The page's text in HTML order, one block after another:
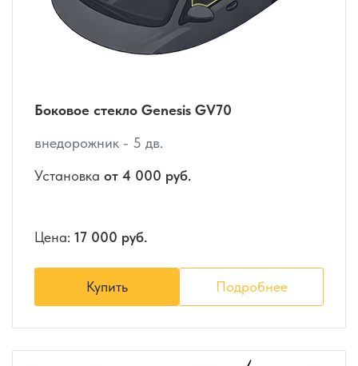
Боковое стекло Genesis GV70
внедорожник - 5 дв.
Установка от 4 000 руб.
Цена: 17 000 руб.
Купить Подробнее